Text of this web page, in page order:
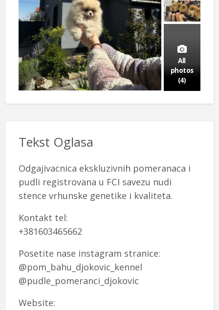
All
photos
(4)
Tekst Oglasa
Odgajivacnica ekskluzivnih pomeranaca i
pudli registrovana u FCI savezu nudi
stence vrhunske genetike i kvaliteta.
Kontakt tel:
+381603465662
Posetite nase instagram stranice:
@pom_bahu_djokovic_kennel
@pudle_pomeranci_djokovic
Website: